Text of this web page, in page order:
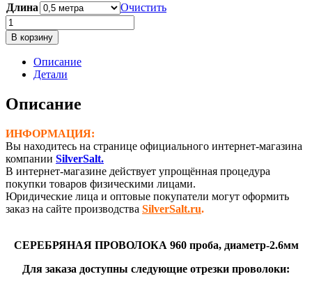
Длина
Очистить
Количество
товара
Серебряная
проволока,
(Ø-2,6
мм)
В корзину
Описание
Детали
Описание
ИНФОРМАЦИЯ:
Вы находитесь на странице официального интернет-магазина
компании SilverSalt.
В интернет-магазине действует упрощённая процедура
покупки товаров физическими лицами.
Юридические лица и оптовые покупатели могут оформить
заказ на сайте производства SilverSalt.ru.
СЕРЕБРЯНАЯ ПРОВОЛОКА 960 проба, диаметр-2.6мм
Для заказа доступны следующие отрезки проволоки: